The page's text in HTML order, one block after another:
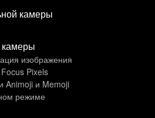
камеры
изображения
Pixels
Animoji и Memoji
режиме